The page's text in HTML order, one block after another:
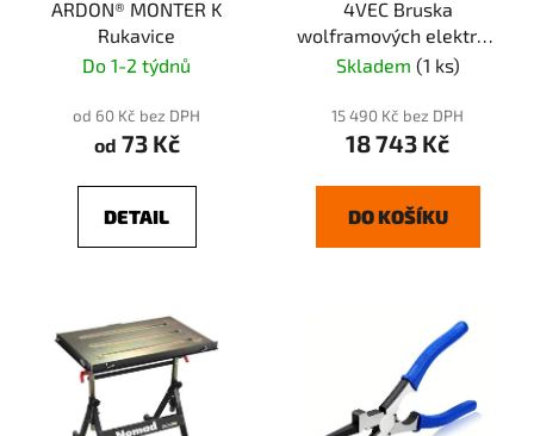
ARDON® MONTER K
Rukavice
Do 1-2 týdnů
od 60 Kč bez DPH
od 73 Kč
DETAIL
4VEC Bruska
wolframových elektrod
WG-15
Skladem (1 ks)
15 490 Kč bez DPH
18 743 Kč
DO KOŠÍKU